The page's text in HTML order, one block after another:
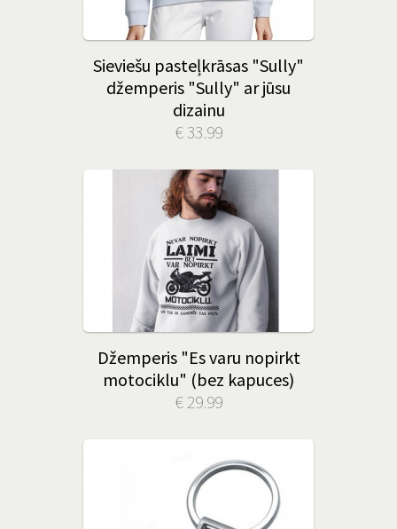
Sieviešu pasteļkrāsas "Sully"
džemperis "Sully" ar jūsu
dizainu
€ 33.99
Džemperis "Es varu nopirkt
motociklu" (bez kapuces)
€ 29.99